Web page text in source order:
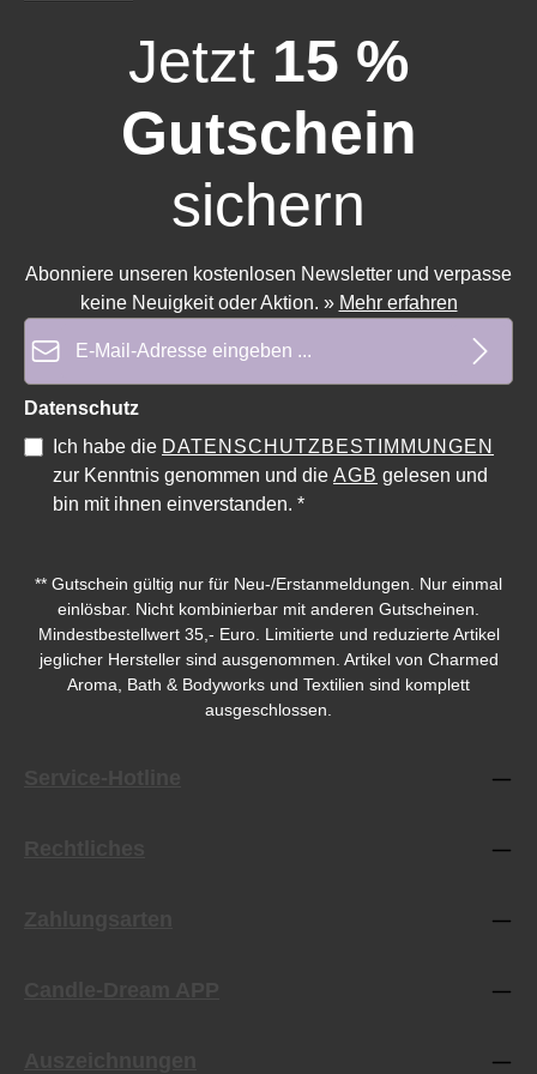
Jetzt 15 %
Gutschein
sichern
Abonniere unseren kostenlosen Newsletter und verpasse
keine Neuigkeit oder Aktion. » Mehr erfahren
Datenschutz
Ich habe die DATENSCHUTZBESTIMMUNGEN
zur Kenntnis genommen und die AGB gelesen und
bin mit ihnen einverstanden. *
** Gutschein gültig nur für Neu-/Erstanmeldungen. Nur einmal
einlösbar. Nicht kombinierbar mit anderen Gutscheinen.
Mindestbestellwert 35,- Euro. Limitierte und reduzierte Artikel
jeglicher Hersteller sind ausgenommen. Artikel von Charmed
Aroma, Bath & Bodyworks und Textilien sind komplett
ausgeschlossen.